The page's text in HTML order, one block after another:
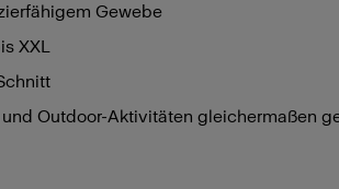
Gewebe
XXL
und Outdoor-Aktivitäten gleichermaßen